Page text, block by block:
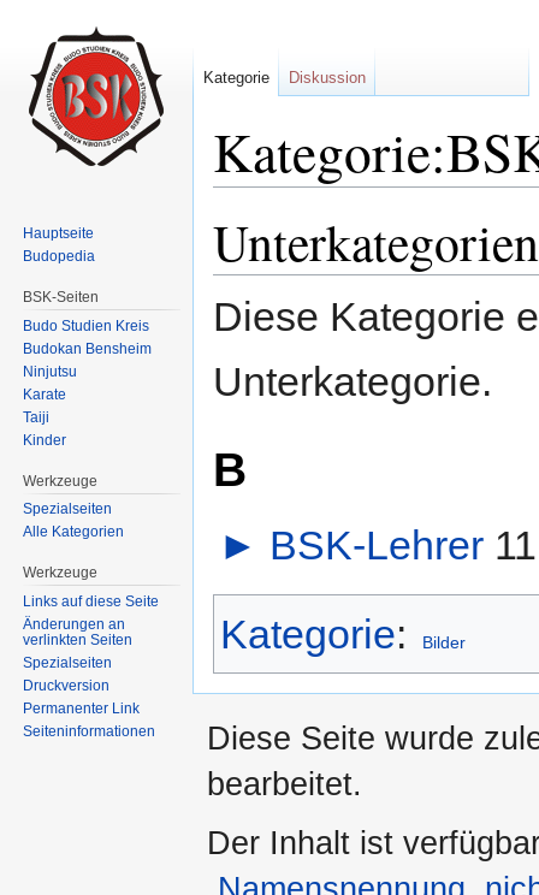
Unterkategorien
Diese Kategorie
Unterkategorie.
B
► BSK-Lehrer‎ 11
Kategorie: Bilder
Kategorie Diskussion
Hauptseite
Budopedia
BSK-Seiten
Budo Studien Kreis
Budokan Bensheim
Ninjutsu
Karate
Taiji
Kinder
Werkzeuge
Spezialseiten
Alle Kategorien
Werkzeuge
Links auf diese Seite
Änderungen an
verlinkten Seiten
Spezialseiten
Druckversion
Permanenter Link
Seiten­informationen
Diese Seite wurde
bearbeitet.
Der Inhalt ist